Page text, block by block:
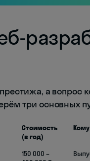
а вопрос
три основных
Стоимость
(в год)
150 000 –